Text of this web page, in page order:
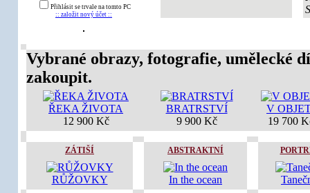
Přihlásit se trvale na tomto PC
:: založit nový účet ::
Vybrané obrazy, fotografie, umělecké
zakoupit.
ŘEKA ŽIVOTA
12 900 Kč
BRATRSTVÍ
9 900 Kč
V
19 700
ZÁTIŠÍ
RŮŽOVKY
ABSTRAKTNÍ
In the ocean